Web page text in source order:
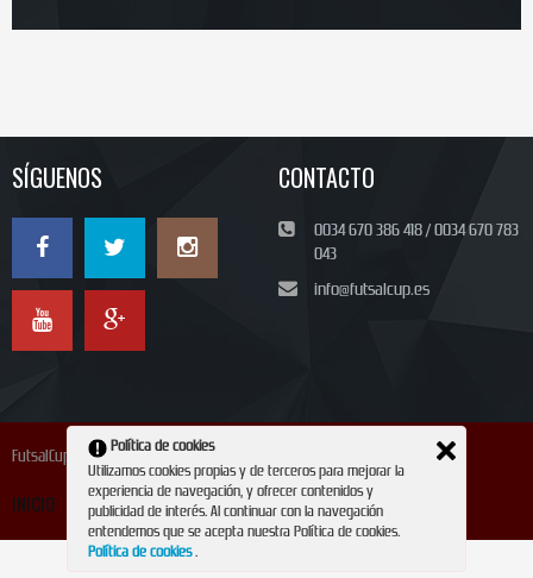
SÍGUENOS CONTACTO
0034 670 386 418 / 0034 670 783
043
info@futsalcup.es
FutsalCup 2024
INICIO INSCRIPCIÓN CONTACTO REVISTA
Política de cookies
Utilizamos cookies propias y de terceros para mejorar la
experiencia de navegación, y ofrecer contenidos y
publicidad de interés. Al continuar con la navegación
entendemos que se acepta nuestra Política de cookies.
Política de cookies.